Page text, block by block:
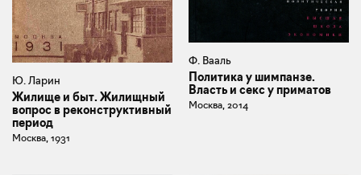
Ю. Ларин
Жилище и быт. Жилищный
вопрос в реконструктивный
период
Москва, 1931
Ф. Вааль
Политика у шимпанзе.
Власть и секс у приматов
Москва, 2014